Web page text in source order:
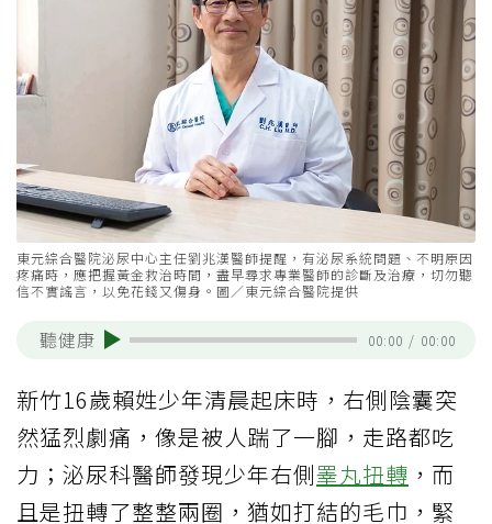
東元綜合醫院泌尿中心主任劉兆漢醫師提醒，有泌尿系統問題、不明原因
疼痛時，應把握黃金救治時間，盡早尋求專業醫師的診斷及治療，切勿聽
信不實謠言，以免花錢又傷身。圖／東元綜合醫院提供
聽健康 00:00 / 00:00
新竹16歲賴姓少年清晨起床時，右側陰囊突
然猛烈劇痛，像是被人踹了一腳，走路都吃
力；泌尿科醫師發現少年右側睪丸扭轉 ，而
且是扭轉了整整兩圈，猶如打結的毛巾，緊